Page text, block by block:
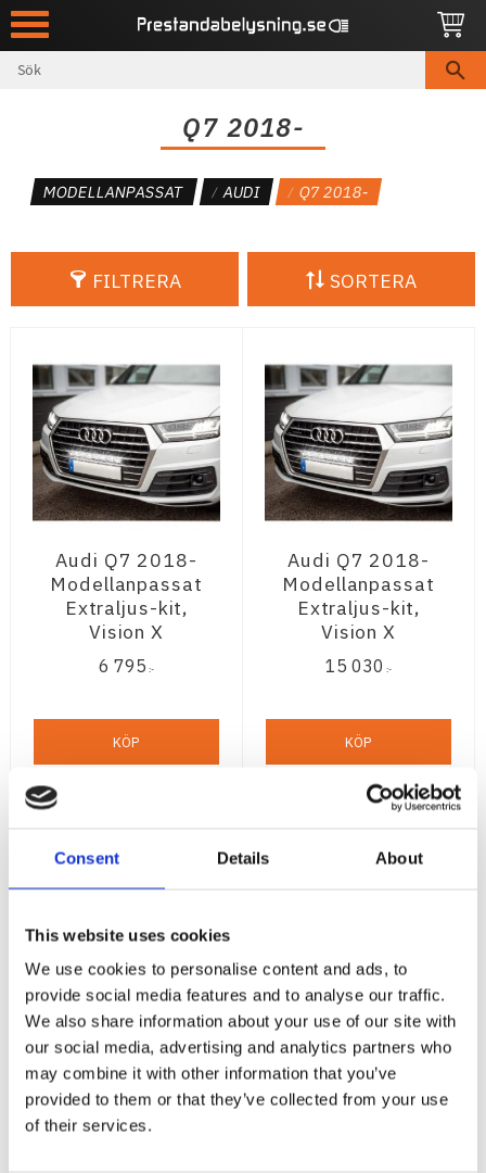
Consent Details About
This website uses cookies
We use cookies to personalise content and ads, to
provide social media features and to analyse our traffic.
We also share information about your use of our site with
our social media, advertising and analytics partners who
may combine it with other information that you’ve
provided to them or that they’ve collected from your use
of their services.
Meny
Q7 2018-
MODELLANPASSAT AUDI Q7 2018-
FILTRERA SORTERA
Audi Q7 2018-
Modellanpassat
Extraljus-kit,
Vision X
6 795 :-
KÖP
Audi Q7 2018-
Modellanpassat
Extraljus-kit,
Vision X
15 030 :-
KÖP
Audi Q7 2018-
Modellanpassat
Extraljus-kit,
Vision X 120W
Modellanpassat
extraljus-kit från Vision X